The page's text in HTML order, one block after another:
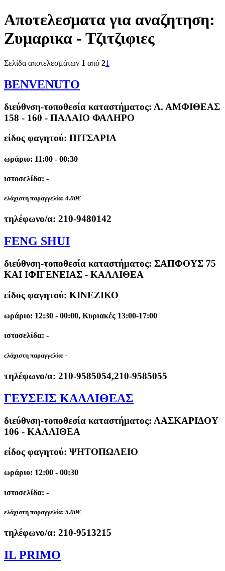
Αποτελεσματα για αναζητηση:
Ζυμαρικα - Τζιτζιφιες
Σελίδα αποτελεσμάτων 1 από 21
BENVENUTO
διεύθνση-τοποθεσία καταστήματος: Λ. ΑΜΦΙΘΕΑΣ
158 - 160 - ΠΑΛΑΙΟ ΦΑΛΗΡΟ
είδος φαγητού: ΠΙΤΣΑΡΙΑ
ωράριο: 11:00 - 00:30
ιστοσελίδα: -
ελάχιστη παραγγελία: 4.00€
τηλέφωνο/α: 210-9480142
FENG SHUI
διεύθνση-τοποθεσία καταστήματος: ΣΑΠΦΟΥΣ 75
ΚΑΙ ΙΦΙΓΕΝΕΙΑΣ - ΚΑΛΛΙΘΕΑ
είδος φαγητού: ΚΙΝΕΖΙΚΟ
ωράριο: 12:30 - 00:00, Κυριακές 13:00-17:00
ιστοσελίδα: -
ελάχιστη παραγγελία: -
τηλέφωνο/α: 210-9585054,210-9585055
ΓΕΥΣΕΙΣ ΚΑΛΛΙΘΕΑΣ
διεύθνση-τοποθεσία καταστήματος: ΛΑΣΚΑΡΙΔΟΥ
106 - ΚΑΛΛΙΘΕΑ
είδος φαγητού: ΨΗΤΟΠΩΛΕΙΟ
ωράριο: 12:00 - 00:30
ιστοσελίδα: -
ελάχιστη παραγγελία: 5.00€
τηλέφωνο/α: 210-9513215
IL PRIMO